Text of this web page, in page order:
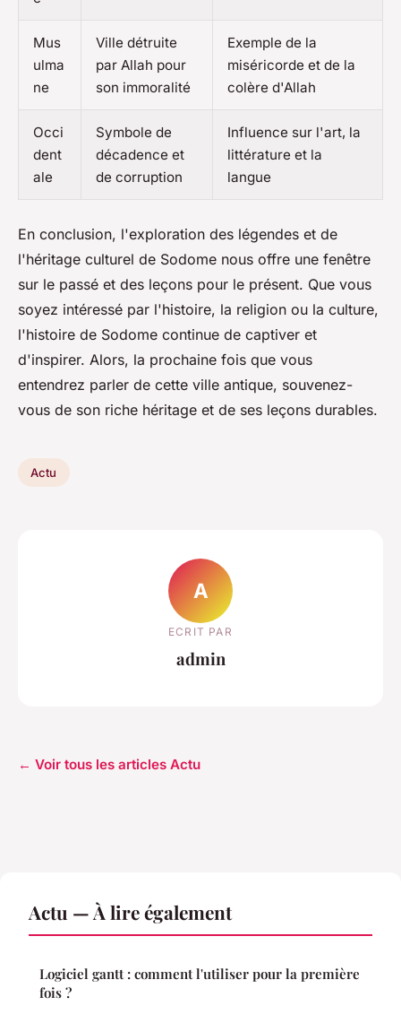
Mus
ulma
ne
Ville détruite
par Allah pour
son immoralité
Exemple de la
miséricorde et de la
colère d'Allah
Occi
dent
ale
Symbole de
décadence et
de corruption
Influence sur l'art, la
littérature et la
langue
En conclusion, l'exploration des légendes et de
l'héritage culturel de Sodome nous offre une fenêtre
sur le passé et des leçons pour le présent. Que vous
soyez intéressé par l'histoire, la religion ou la culture,
l'histoire de Sodome continue de captiver et
d'inspirer. Alors, la prochaine fois que vous
entendrez parler de cette ville antique, souvenez-
vous de son riche héritage et de ses leçons durables.
Actu
A
ECRIT PAR
admin
← Voir tous les articles Actu
Actu — À lire également
Logiciel gantt : comment l'utiliser pour la première
fois ?